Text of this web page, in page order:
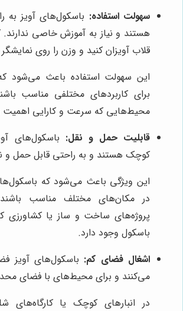
سهولت استفاده: باسکول‌های آویز به
هستند و نیاز به آموزش خاصی ندارند.
قلاب آویزان کنید و وزن را روی
این سهولت استفاده باعث می‌شود
برای کاربردهای مختلفی مناسب
محیط‌هایی که سرعت و کارایی اهمیت
قابلیت حمل و نقل: باسکول‌های
کوچک هستند و به راحتی قابل حمل و
این ویژگی باعث می‌شود که
در مکان‌های مختلف مناسب
پروژه‌های ساخت و ساز یا کشاورزی
باسکول وجود دارد.
اشغال فضای کم: باسکول‌های آویز
می‌کنند و برای محیط‌های با فضای
در انبارهای کوچک یا کارگاه‌های